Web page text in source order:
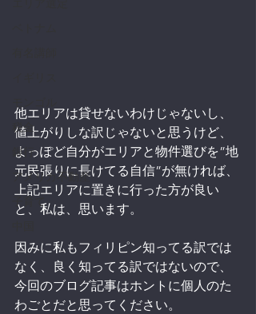
税金
銀行
アメリカ不動産
子育て
他エリアは貸せないわけじゃないし、
値上がりしな訳じゃないと思うけど、
よっぽど自分がエリアと物件選びを”地
元民張りに長けてる自信”が無ければ、
上記エリアに置きに行った方が良い
と、私は、思います。
因みに私もフィリピン知ってる訳では
なく、良く知ってる訳ではないので、
今回のブログ記事はホントに個人のた
わごとだと思ってください。